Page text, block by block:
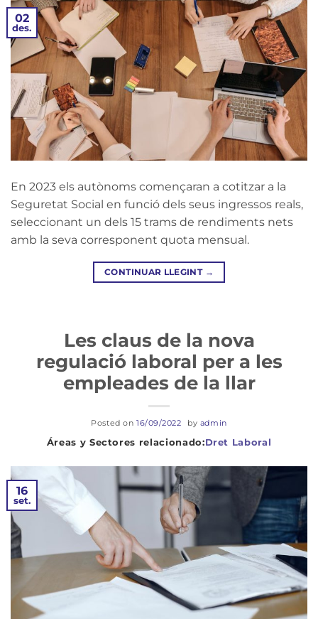
02
des.
En 2023 els autònoms començaran a cotitzar a la
Seguretat Social en funció dels seus ingressos reals,
seleccionant un dels 15 trams de rendiments nets
amb la seva corresponent quota mensual.
CONTINUAR LLEGINT →
Dret Laboral
Les claus de la nova
regulació laboral per a les
empleades de la llar
Posted on 16/09/2022 by admin
16
set.